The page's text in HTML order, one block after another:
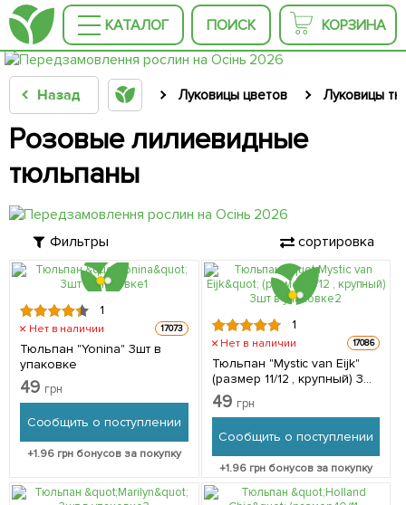
КАТАЛОГ ПОИСК КОРЗИНА
Назад Луковицы цветов Луковицы
Розовые лилиевидные
тюльпаны
Фильтры сортировка
1
Нет в наличии 17073
Тюльпан "Yonina" 3шт в
упаковке
49 грн
Сообщить о поступлении
+1.96 грн бонусов за покупку
1
Нет в наличии 17086
Тюльпан "Mystic van Eijk"
(размер 11/12 , крупный) 3шт
в упаковке
49 грн
Сообщить о поступлении
+1.96грн бонусов за покупку